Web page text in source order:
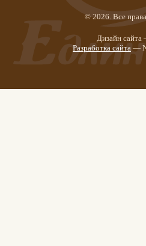
© 2026. Все
Дизайн
Разработка сайта —